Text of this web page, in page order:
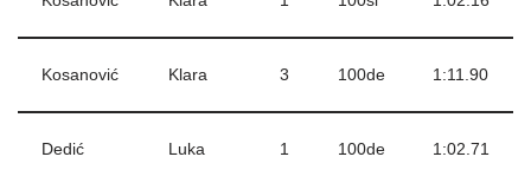
Kosanović Klara 3 100de 1:11.90
Dedić Luka 1 100de 1:02.71